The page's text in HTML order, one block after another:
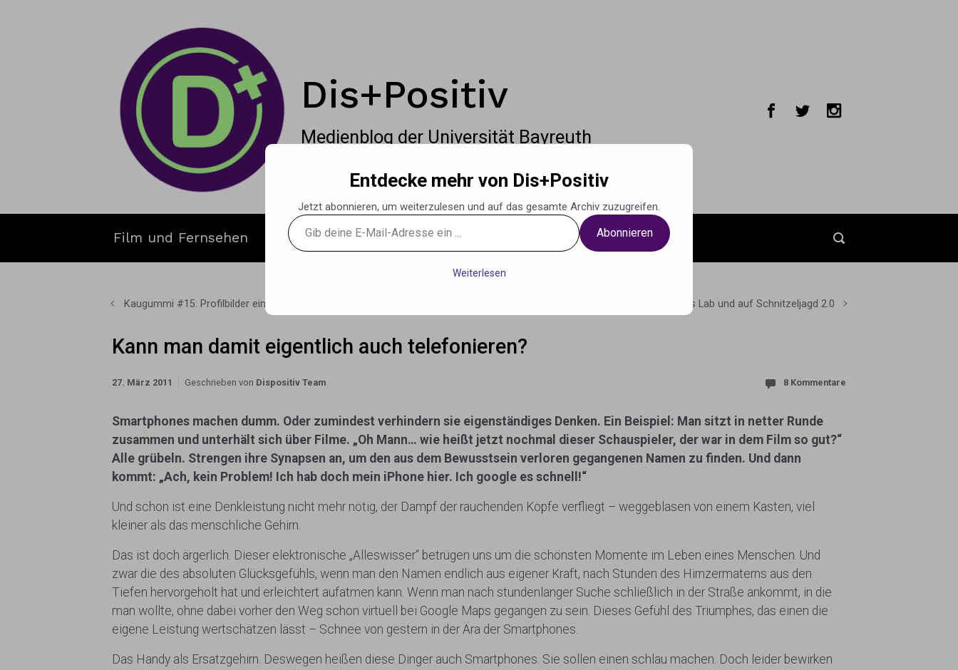
Dis+Positiv
Medienblog der Universität Bayreuth
Film und Fernsehen Gaming Podcasts Musik Kontakt
Kaugummi #15: Profilbilder einer Vision Im Games Lab und auf Schnitzeljagd 2.0
Kann man damit eigentlich auch telefonieren?
27. März 2011 Geschrieben von Dispositiv Team 8 Kommentare
Smartphones machen dumm. Oder zumindest verhindern sie eigenständiges Denken. Ein Beispiel: Man sitzt in netter Runde
zusammen und unterhält sich über Filme. „Oh Mann… wie heißt jetzt nochmal dieser Schauspieler, der war in dem Film so gut?“
Alle grübeln. Strengen ihre Synapsen an, um den aus dem Bewusstsein verloren gegangenen Namen zu finden. Und dann
kommt: „Ach, kein Problem! Ich hab doch mein iPhone hier. Ich google es schnell!“
Und schon ist eine Denkleistung nicht mehr nötig, der Dampf der rauchenden Köpfe verfliegt – weggeblasen von einem Kasten, viel
kleiner als das menschliche Gehirn.
Das ist doch ärgerlich. Dieser elektronische „Alleswisser“ betrügen uns um die schönsten Momente im Leben eines Menschen. Und
zwar die des absoluten Glücksgefühls, wenn man den Namen endlich aus eigener Kraft, nach Stunden des Hirnzermaterns aus den
Tiefen hervorgeholt hat und erleichtert aufatmen kann. Wenn man nach stundenlanger Suche schließlich in der Straße ankommt, in die
man wollte, ohne dabei vorher den Weg schon virtuell bei Google Maps gegangen zu sein. Dieses Gefühl des Triumphes, das einen die
eigene Leistung wertschätzen lässt – Schnee von gestern in der Ära der Smartphones.
Das Handy als Ersatzgehirn. Deswegen heißen diese Dinger auch Smartphones. Sie sollen einen schlau machen. Doch leider bewirken
Entdecke mehr von Dis+Positiv
Jetzt abonnieren, um weiterzulesen und auf das gesamte Archiv zuzugreifen.
Gib
deine
Abonnieren
Weiterlesen